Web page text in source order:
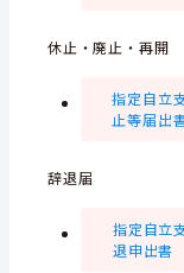
休止・廃止・再開
指定自立
止等届出
辞退届
指定自立
退申出書